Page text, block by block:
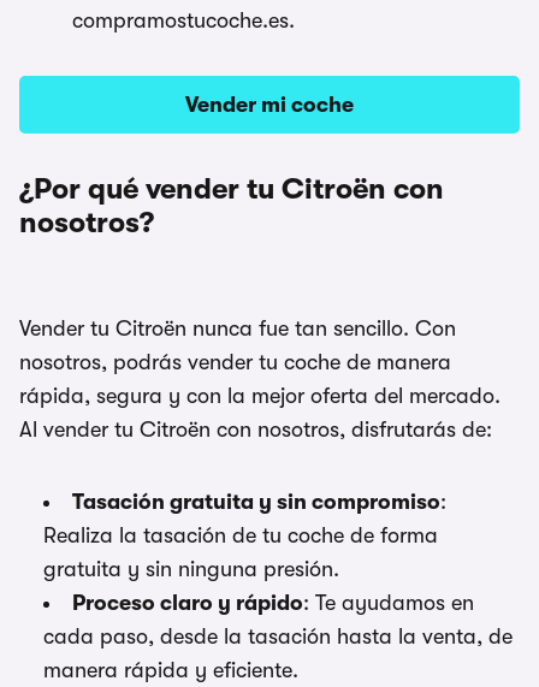
compramostucoche.es.
Vender mi coche
¿Por qué vender tu Citroën con
nosotros?
Vender tu Citroën nunca fue tan sencillo. Con
nosotros, podrás vender tu coche de manera
rápida, segura y con la mejor oferta del mercado.
Al vender tu Citroën con nosotros, disfrutarás de:
Tasación gratuita y sin compromiso:
Realiza la tasación de tu coche de forma
gratuita y sin ninguna presión.
Proceso claro y rápido: Te ayudamos en
cada paso, desde la tasación hasta la venta, de
manera rápida y eficiente.